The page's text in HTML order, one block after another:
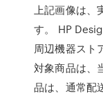
上記画像は、
す。 HP
周辺機器スト
対象商品は、
品は、通常